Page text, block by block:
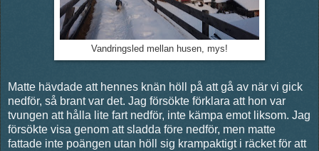
Vandringsled mellan husen, mys!
Matte hävdade att hennes knän höll på att gå av när vi gick
nedför, så brant var det. Jag försökte förklara att hon var
tvungen att hålla lite fart nedför, inte kämpa emot liksom. Jag
försökte visa genom att sladda före nedför, men matte
fattade inte poängen utan höll sig krampaktigt i räcket för att